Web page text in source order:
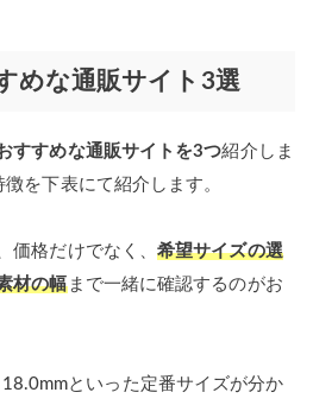
めな通販サイト3選
すすめな通販サイトを3つ紹介しま
を下表にて紹介します。
価格だけでなく、 希望サイズの選
材の幅まで一緒に確認するのがお
といった定番サイズが分か